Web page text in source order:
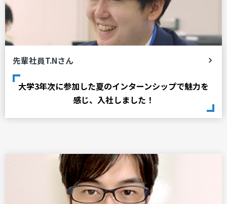
先輩社員T.Nさん
大学3年次に参加した夏のインターンシップで魅力を
感じ、入社しました！